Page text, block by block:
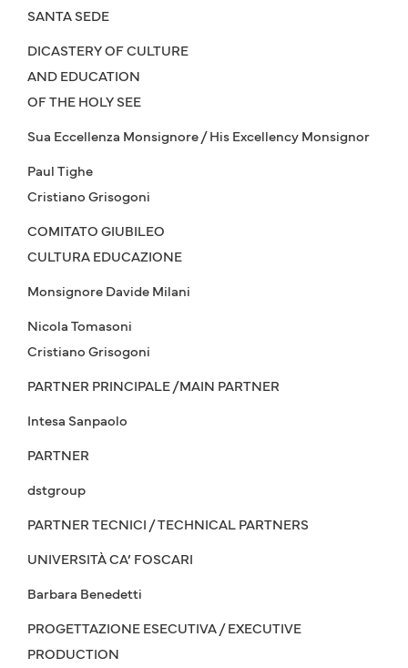
SANTA SEDE
DICASTERY OF CULTURE
AND EDUCATION
OF THE HOLY SEE
Sua Eccellenza Monsignore / His Excellency Monsignor
Paul Tighe
Cristiano Grisogoni
COMITATO GIUBILEO
CULTURA EDUCAZIONE
Monsignore Davide Milani
Nicola Tomasoni
Cristiano Grisogoni
PARTNER PRINCIPALE /MAIN PARTNER
Intesa Sanpaolo
PARTNER
dstgroup
PARTNER TECNICI / TECHNICAL PARTNERS
UNIVERSITÀ CA’ FOSCARI
Barbara Benedetti
PROGETTAZIONE ESECUTIVA / EXECUTIVE
PRODUCTION